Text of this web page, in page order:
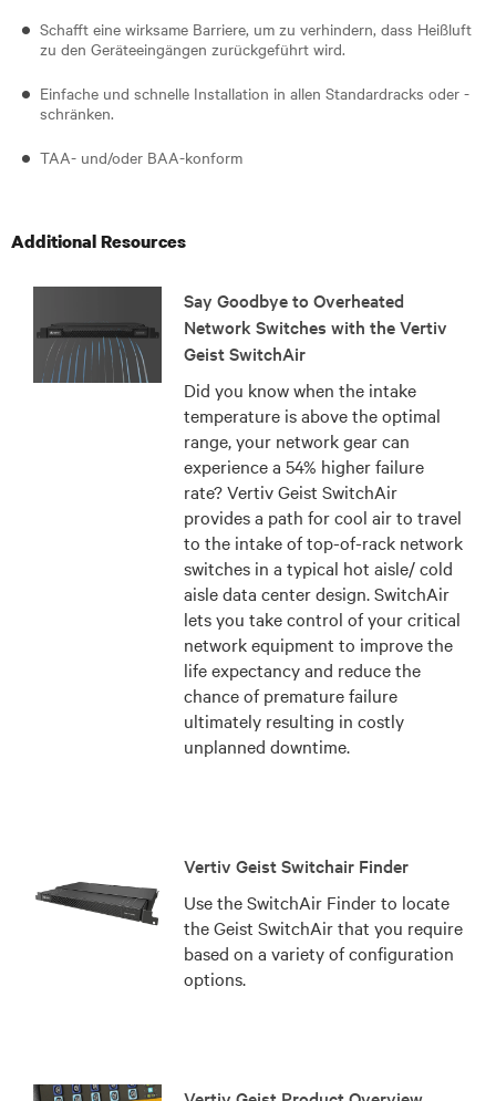
Schafft eine wirksame Barriere, um zu verhindern, dass Heißluft
zu den Geräteeingängen zurückgeführt wird.
Einfache und schnelle Installation in allen Standardracks oder -
schränken.
TAA- und/oder BAA-konform
Additional Resources
Say Goodbye to Overheated
Network Switches with the Vertiv
Geist SwitchAir
Did you know when the intake
temperature is above the optimal
range, your network gear can
experience a 54% higher failure
rate? Vertiv Geist SwitchAir
provides a path for cool air to travel
to the intake of top-of-rack network
switches in a typical hot aisle/ cold
aisle data center design. SwitchAir
lets you take control of your critical
network equipment to improve the
life expectancy and reduce the
chance of premature failure
ultimately resulting in costly
unplanned downtime.
Vertiv Geist Switchair Finder
Use the SwitchAir Finder to locate
the Geist SwitchAir that you require
based on a variety of configuration
options.